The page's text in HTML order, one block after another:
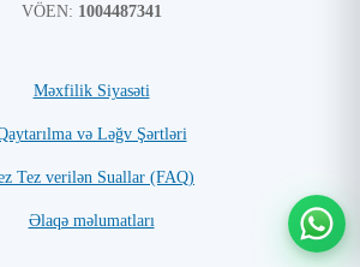
VÖEN: 1004487341
Məxfilik Siyasəti
və Ləğv Şərtləri
Tez verilən Suallar (FAQ)
Əlaqə məlumatları